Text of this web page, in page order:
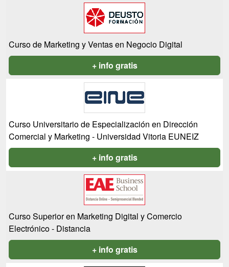
Curso de Marketing y Ventas en Negocio Digital
+ info gratis
Curso Universitario de Especialización en Dirección
Comercial y Marketing - Universidad Vitoria EUNEIZ
+ info gratis
Curso Superior en Marketing Digital y Comercio
Electrónico - Distancia
+ info gratis